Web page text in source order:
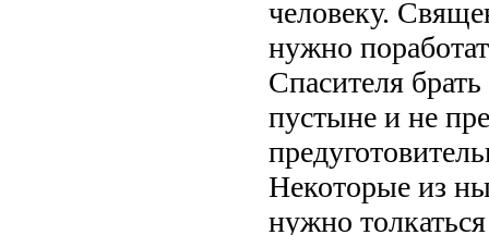
человеку.
нужно
Спасителя
пустыне и не
Некоторые из
нужно